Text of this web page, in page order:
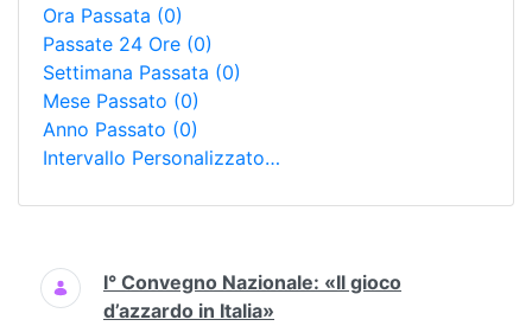
Ora Passata (0)
Passate 24 Ore (0)
Settimana Passata (0)
Mese Passato (0)
Anno Passato (0)
Intervallo Personalizzato…
Ricerca
I° Convegno Nazionale: «Il gioco
d’azzardo in Italia»